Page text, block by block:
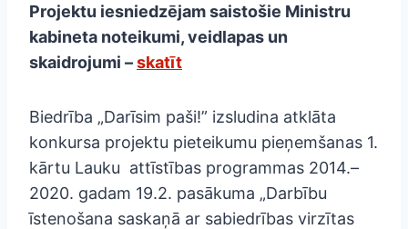
Projektu iesniedzējam saistošie Ministru
kabineta noteikumi, veidlapas un
skaidrojumi –skatīt
Biedrība „Darīsim paši!” izsludina atklāta
konkursa projektu pieteikumu pieņemšanas 1.
kārtu Lauku attīstības programmas 2014.–
2020. gadam 19.2. pasākuma „Darbību
īstenošana saskaņā ar sabiedrības virzītas